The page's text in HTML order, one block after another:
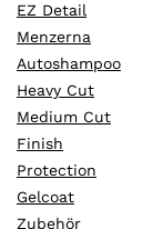
EZ Detail
Menzerna
Autoshampoo
Heavy Cut
Medium Cut
Finish
Protection
Gelcoat
Zubehör